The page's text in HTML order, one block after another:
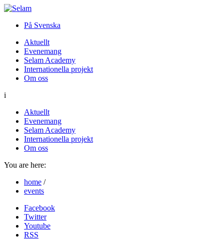
På Svenska
Aktuellt
Evenemang
Selam Academy
Internationella projekt
Om oss
i
Aktuellt
Evenemang
Selam Academy
Internationella projekt
Om oss
You are here:
home /
events
Facebook
Twitter
Youtube
RSS